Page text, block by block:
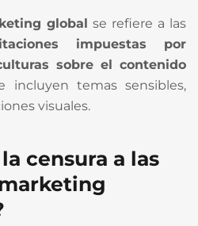
global se refiere a las
impuestas por
sobre el contenido
incluyen temas sensibles,
visuales.
censura a las